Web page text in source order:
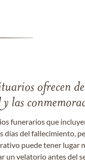
ofrecen
las
funerarios que
días del fallecimiento,
puede tener lugar
un velatorio antes del